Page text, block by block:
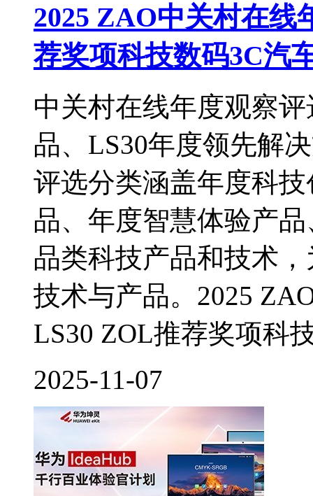
2025 ZAO中关村在线
荐奖项科技数码3C汽
中关村在线年度观察
品、LS30年度领先解
评选分类涵盖年度科
品、年度智慧体验产
品类科技产品和技术
技术与产品。2025
LS30 ZOL推荐奖项科
2025-11-07